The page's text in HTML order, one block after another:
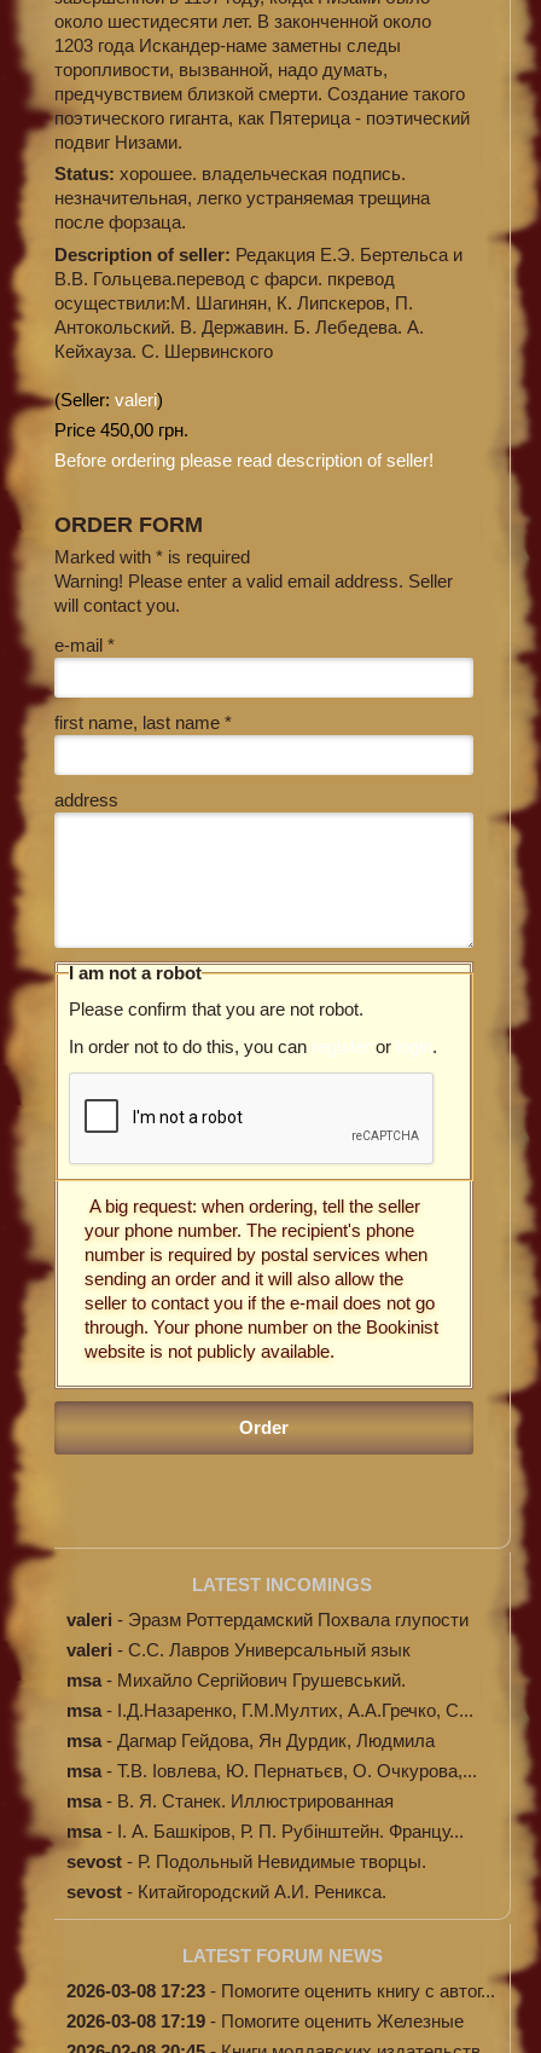
около шестидесяти лет. В законченной около
1203 года Искандер-наме заметны следы
торопливости, вызванной, надо думать,
предчувствием близкой смерти. Создание такого
поэтического гиганта, как Пятерица - поэтический
подвиг Низами.
Status: хорошее. владельческая подпись.
незначительная, легко устраняемая трещина
после форзаца.
Description of seller: Редакция Е.Э. Бертельса и
В.В. Гольцева.перевод с фарси. пкревод
осуществили:М. Шагинян, К. Липскеров, П.
Антокольский. В. Державин. Б. Лебедева. А.
Кейхауза. С. Шервинского
(Seller: valeri)
Price 450,00 грн.
Before ordering please read description of seller!
ORDER FORM
Marked with * is required
Warning! Please enter a valid email address. Seller
will contact you.
e-mail *
first name, last name *
address
I am not a robot
Please confirm that you are not robot.
In order not to do this, you can register or login.
A big request: when ordering, tell the seller
your phone number. The recipient's phone
number is required by postal services when
sending an order and it will also allow the
seller to contact you if the e-mail does not go
through. Your phone number on the Bookinist
website is not publicly available.
LATEST INCOMINGS
valeri - Эразм Роттердамский Похвала глупости
valeri - C.С. Лавров Универсальный язык
программи...
msa - Михайло Сергійович Грушевський.
Ілюстров...
msa - І.Д.Назаренко, Г.М.Мултих, А.А.Гречко, С...
msa - Дагмар Гейдова, Ян Дурдик, Людмила
Кибал...
msa - Т.В. Іовлева, Ю. Пернатьєв, О. Очкурова,...
msa - В. Я. Станек. Иллюстрированная
энциклопе...
msa - І. А. Башкіров, Р. П. Рубінштейн. Францу...
sevost - Р. Подольный Невидимые творцы.
sevost - Китайгородский А.И. Реникса.
LATEST FORUM NEWS
2026-03-08 17:23 - Помогите оценить книгу с автог...
2026-03-08 17:19 - Помогите оценить Железные